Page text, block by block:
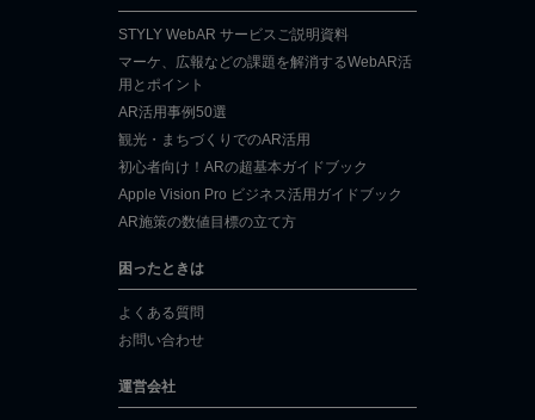
STYLY WebAR サービスご説明資料
マーケ、広報などの課題を解消するWebAR活
用とポイント
AR活用事例50選
観光・まちづくりでのAR活用
初心者向け！ARの超基本ガイドブック
Apple Vision Pro ビジネス活用ガイドブック
AR施策の数値目標の立て方
困ったときは
よくある質問
お問い合わせ
運営会社